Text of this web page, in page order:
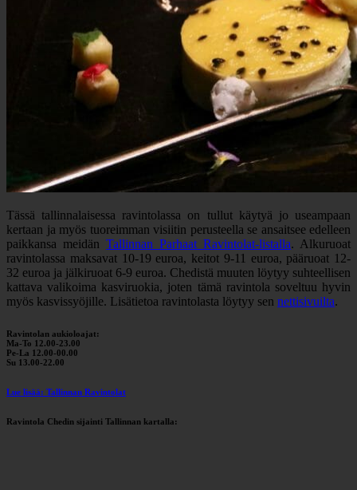
Tässä tallinnalaisessa ravintolassa on tullut käytyä jo useampaan
kertaan ja myös tuoreimman visiitin perusteella se ansaitsee edelleen
paikkansa meidän Tallinnan Parhaat Ravintolat-listalla. Alkuruoat
ravintolassa maksavat 10-19 euroa, keitot 9-11 euroa, pääruoat 12-
32 euroa ja jälkiruoat 6-9 euroa. Chedistä muuten löytyy suhteellisen
kattava valikoima kasviruokia, joten tämä ravintola soveltuu hyvin
myös kasvissyöjille. Lisätietoa ravintolasta löytyy sen nettisivuilta.
Ravintolan aukioloajat:
Ma-To 12.00-23.00
Pe-La 12.00-00.00
Su 13.00-22.00
Lue lisää: Tallinnan Ravintolat
Ravintola Chedin sijainti Tallinnan kartalla: